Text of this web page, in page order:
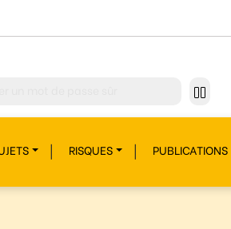
à ce que l’on publie
les autres
du piratage
RISQUES PUBLICATIONS